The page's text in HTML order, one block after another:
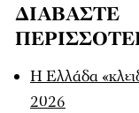
ΔΙΑΒΑΣΤΕ
Η Ελλάδα
2026